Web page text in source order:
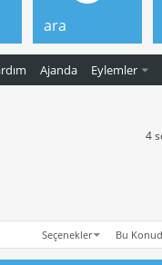
Ajanda Eylemler
ara
4
Seçenekler Bu